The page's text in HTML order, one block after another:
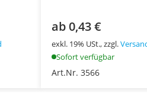
ab 0,43 €
exkl. 19% USt., zzgl.
Sofort verfügbar
Art.Nr. 3566